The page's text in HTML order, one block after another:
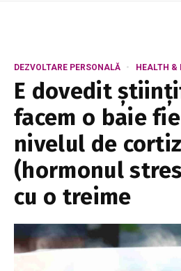
DEZVOLTARE PERSONALĂ HEALTH &
E dovedit
facem o baie
nivelul de
(hormonul
cu o treime